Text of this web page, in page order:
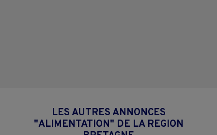
LES AUTRES ANNONCES
"ALIMENTATION" DE LA REGION